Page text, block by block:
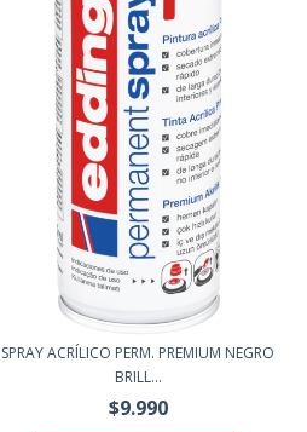
SPRAY ACRÍLICO PERM. PREMIUM NEGRO
BRILL...
$9.990